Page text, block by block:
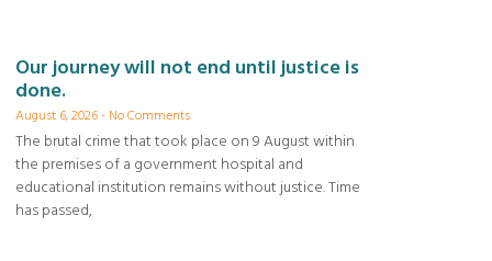
Our journey will not end until justice is
done.
August 6, 2026 No Comments
The brutal crime that took place on 9 August within
the premises of a government hospital and
educational institution remains without justice. Time
has passed,